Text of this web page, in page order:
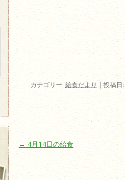
カテゴリー:給食だより | 投稿日:
投稿ナビゲーション
← 4月14日の給食